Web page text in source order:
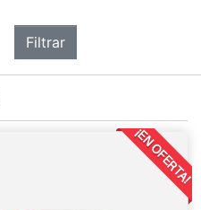
Filtrar
¡EN OFERTA!